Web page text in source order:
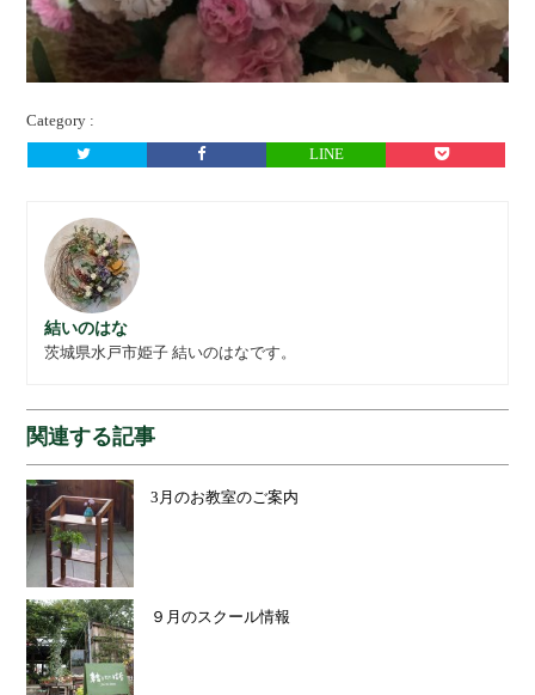
Category :
LINE
結いのはな
茨城県水戸市姫子 結いのはなです。
関連する記事
3月のお教室のご案内
９月のスクール情報